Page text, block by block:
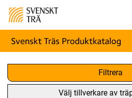
Filtrera
Välj tillverkare av